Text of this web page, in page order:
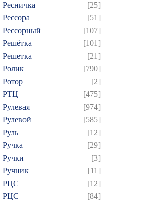
Ресничка
[25]
Рессора
[51]
Рессорный
[107]
Решётка
[101]
Решетка
[21]
Ролик
[790]
Ротор
[2]
РТЦ
[475]
Рулевая
[974]
Рулевой
[585]
Руль
[12]
Ручка
[29]
Ручки
[3]
Ручник
[11]
РЦC
[12]
РЦС
[84]